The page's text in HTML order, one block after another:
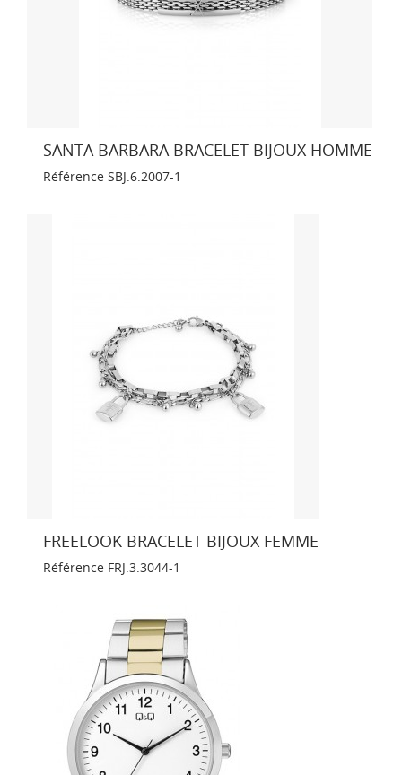
SANTA BARBARA BRACELET BIJOUX HOMME
Référence SBJ.6.2007-1
FREELOOK BRACELET BIJOUX FEMME
Référence FRJ.3.3044-1